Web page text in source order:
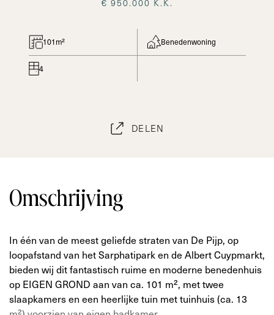
€ 950.000 K.K.
101m² Benedenwoning
4
DELEN
Omschrijving
In één van de meest geliefde straten van De Pijp, op
loopafstand van het Sarphatipark en de Albert Cuypmarkt,
bieden wij dit fantastisch ruime en moderne benedenhuis
op EIGEN GROND aan van ca. 101 m², met twee
slaapkamers en een heerlijke tuin met tuinhuis (ca. 13